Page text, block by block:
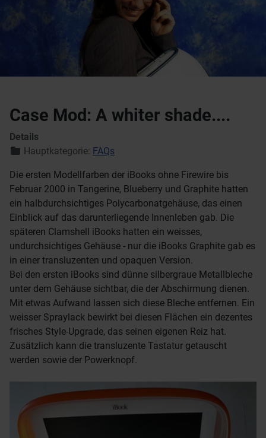
Case Mod: A whiter shade....
Details
Hauptkategorie: FAQs
Die ersten Modellfarben der iBooks ohne Firewire bis
Februar 2000 in Tangerine, Blueberry und Graphite hatten
ein halbdurchsichtiges Polycarbonatgehäuse, das einen
Einblick auf das darunterliegende Innenleben gab. Die
späteren Clamshell iBooks hatten ein weisses,
undurchsichtiges Gehäuse - nur die iBooks Graphite gab es
in einer transluzenten und opaquen Version.
Bei den ersten iBooks sind dünne silbergraue Metallbleche
unter dem Gehäuse sichtbar, die der Abschirmung dienen.
Mit etwas Aufwand lassen sich diese Bleche entfernen. Ein
weisser Spraylack bewirkt bei diesen Flächen ein dezentes
frisches Style-Upgrade, das seinen eigenen Reiz hat.
Zusätzlich kann die transluzente Tastatur getauscht
werden sowie der Powerknopf.